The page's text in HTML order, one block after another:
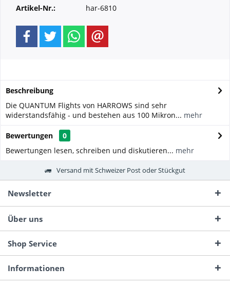
Artikel-Nr.: har-6810
Beschreibung
Die QUANTUM Flights von HARROWS sind sehr
widerstandsfähig - und bestehen aus 100 Mikron... mehr
Bewertungen
0
Bewertungen lesen, schreiben und diskutieren... mehr
Versand mit Schweizer Post oder Stückgut
Newsletter
Über uns
Shop Service
Informationen